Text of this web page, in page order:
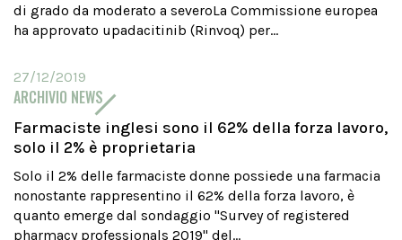
di grado da moderato a severoLa Commissione europea
ha approvato upadacitinib (Rinvoq) per...
27/12/2019
ARCHIVIO NEWS
Farmaciste inglesi sono il 62% della forza lavoro,
solo il 2% è proprietaria
Solo il 2% delle farmaciste donne possiede una farmacia
nonostante rappresentino il 62% della forza lavoro, è
quanto emerge dal sondaggio "Survey of registered
pharmacy professionals 2019" del...